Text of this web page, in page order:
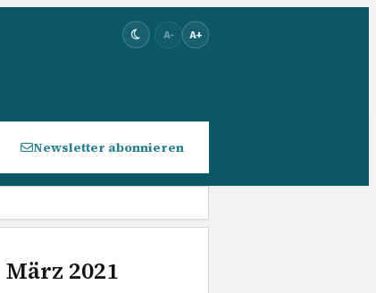
A- A+
Newsletter abonnieren
2021